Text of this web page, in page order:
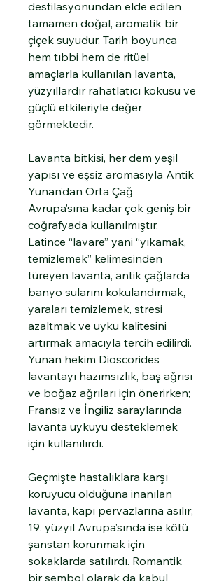
destilasyonundan elde edilen
tamamen doğal, aromatik bir
çiçek suyudur. Tarih boyunca
hem tıbbi hem de ritüel
amaçlarla kullanılan lavanta,
yüzyıllardır rahatlatıcı kokusu ve
güçlü etkileriyle değer
görmektedir.
Lavanta bitkisi, her dem yeşil
yapısı ve eşsiz aromasıyla Antik
Yunan’dan Orta Çağ
Avrupa’sına kadar çok geniş bir
coğrafyada kullanılmıştır.
Latince “lavare” yani “yıkamak,
temizlemek” kelimesinden
türeyen lavanta, antik çağlarda
banyo sularını kokulandırmak,
yaraları temizlemek, stresi
azaltmak ve uyku kalitesini
artırmak amacıyla tercih edilirdi.
Yunan hekim Dioscorides
lavantayı hazımsızlık, baş ağrısı
ve boğaz ağrıları için önerirken;
Fransız ve İngiliz saraylarında
lavanta uykuyu desteklemek
için kullanılırdı.
Geçmişte hastalıklara karşı
koruyucu olduğuna inanılan
lavanta, kapı pervazlarına asılır;
19. yüzyıl Avrupa’sında ise kötü
şanstan korunmak için
sokaklarda satılırdı. Romantik
bir sembol olarak da kabul